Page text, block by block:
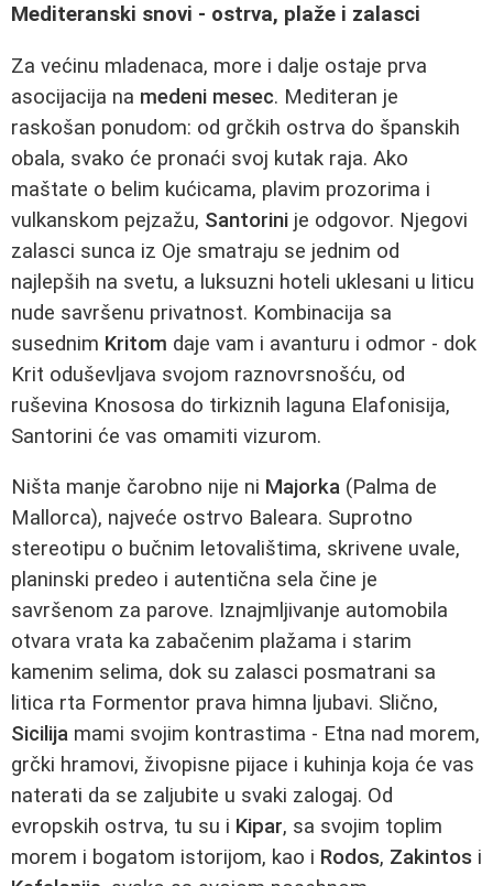
Mediteranski snovi - ostrva, plaže i zalasci
Za većinu mladenaca, more i dalje ostaje prva
asocijacija na medeni mesec. Mediteran je
raskošan ponudom: od grčkih ostrva do španskih
obala, svako će pronaći svoj kutak raja. Ako
maštate o belim kućicama, plavim prozorima i
vulkanskom pejzažu, Santorini je odgovor. Njegovi
zalasci sunca iz Oje smatraju se jednim od
najlepših na svetu, a luksuzni hoteli uklesani u liticu
nude savršenu privatnost. Kombinacija sa
susednim Kritom daje vam i avanturu i odmor - dok
Krit oduševljava svojom raznovrsnošću, od
ruševina Knososa do tirkiznih laguna Elafonisija,
Santorini će vas omamiti vizurom.
Ništa manje čarobno nije ni Majorka (Palma de
Mallorca), najveće ostrvo Baleara. Suprotno
stereotipu o bučnim letovalištima, skrivene uvale,
planinski predeo i autentična sela čine je
savršenom za parove. Iznajmljivanje automobila
otvara vrata ka zabačenim plažama i starim
kamenim selima, dok su zalasci posmatrani sa
litica rta Formentor prava himna ljubavi. Slično,
Sicilija mami svojim kontrastima - Etna nad morem,
grčki hramovi, živopisne pijace i kuhinja koja će vas
naterati da se zaljubite u svaki zalogaj. Od
evropskih ostrva, tu su i Kipar, sa svojim toplim
morem i bogatom istorijom, kao i Rodos, Zakintos i